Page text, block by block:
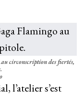
circonscription des fiertés,
l’atelier s’est